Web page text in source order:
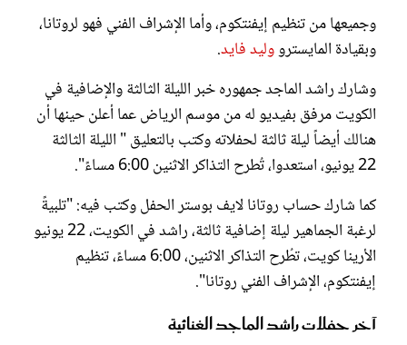
وجميعها من تنظيم ‫إيفنتكوم، وأما الإشراف الفني‫ فهو لروتانا،
وبقيادة المايسترووليد فايد.
وشارك راشد الماجد جمهوره خبر الليلة الثالثة والإضافية في
الكويت مرفق بفيديو له من موسم الرياض عما أعلن حينها أن
هنالك أيضاً ليلة ثالثة لحفلاته وكتب بالتعليق " الليلة الثالثة
22 يونيو، استعدوا، تُطرح التذاكر الاثنين 6:00 مساءً".
كما شارك حساب روتانا لايف بوستر الحفل وكتب فيه: "تلبيةً
لرغبة الجماهير ليلة إضافية ثالثة، راشد في الكويت، 22 يونيو
الأرينا كويت، تطُرح التذاكر الاثنين، 6:00 مساءً، تنظيم
إيفنتكوم، الإشراف الفني روتانا".
آخر حفلات راشد الماجد الغنائية